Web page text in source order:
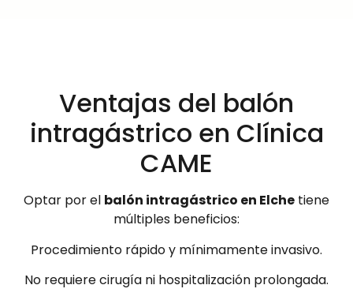
Ventajas del balón
intragástrico en Clínica
CAME
Optar por el balón intragástrico en Elche tiene
múltiples beneficios:
Procedimiento rápido y mínimamente invasivo.
No requiere cirugía ni hospitalización prolongada.